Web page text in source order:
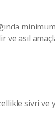
asıl
sivri ve